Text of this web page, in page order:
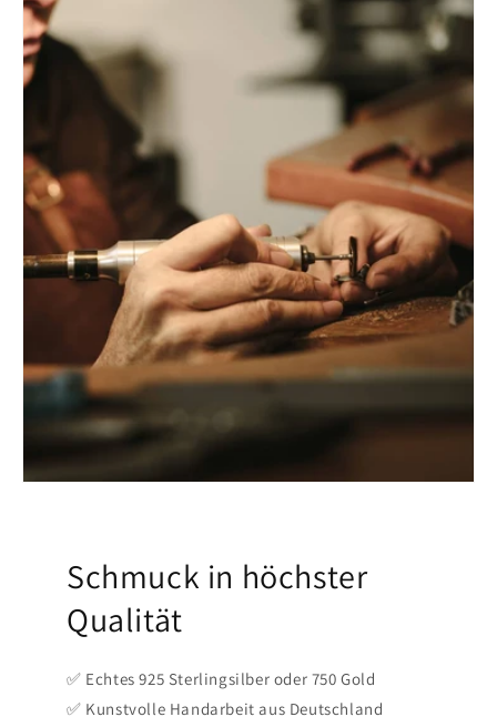
Schmuck in höchster
Qualität
✅ Echtes 925 Sterlingsilber oder 750 Gold
✅ Kunstvolle Handarbeit aus Deutschland